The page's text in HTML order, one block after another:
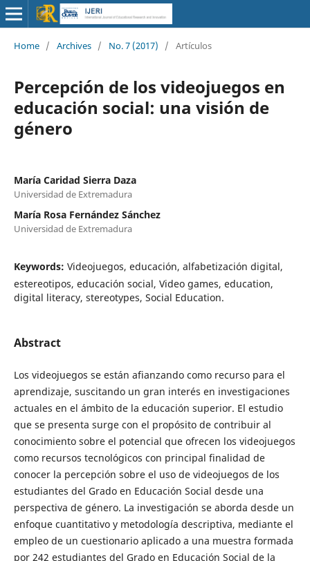
Home / Archives / No. 7 (2017) / Artículos
Percepción de los videojuegos en
educación social: una visión de
género
María Caridad Sierra Daza
Universidad de Extremadura
María Rosa Fernández Sánchez
Universidad de Extremadura
Keywords: Videojuegos, educación, alfabetización digital,
estereotipos, educación social, Video games, education,
digital literacy, stereotypes, Social Education.
Abstract
Los videojuegos se están afianzando como recurso para el
aprendizaje, suscitando un gran interés en investigaciones
actuales en el ámbito de la educación superior. El estudio
que se presenta surge con el propósito de contribuir al
conocimiento sobre el potencial que ofrecen los videojuegos
como recursos tecnológicos con principal finalidad de
conocer la percepción sobre el uso de videojuegos de los
estudiantes del Grado en Educación Social desde una
perspectiva de género. La investigación se aborda desde un
enfoque cuantitativo y metodología descriptiva, mediante el
empleo de un cuestionario aplicado a una muestra formada
por 242 estudiantes del Grado en Educación Social de la